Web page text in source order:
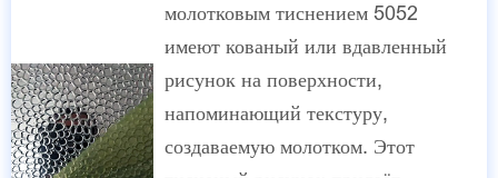
молотковым тиснением 5052
имеют кованый или вдавленный
рисунок на поверхности,
напоминающий текстуру,
создаваемую молотком. Этот